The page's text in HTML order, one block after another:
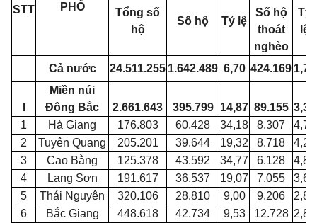
STT
PHỐ
Tổng số
hộ
Số hộ Tỷ lệ
Số hộ
thoát
nghèo
Tỷ
lệ
Cả nước 24.511.255 1.642.489 6,70 424.169 1,73
Miền núi
Đông Bắc
2.661.643 395.799 14,87 89.155 3,35
1
Hà Giang 176.803 60.428 34,18 8.307
4,70
2
Tuyên Quang 205.201 39.644 19,32 8.718
4,25
3
Cao Bằng 125.378 43.592 34,77 6.128
4,89
4
Lạng Sơn 191.617 36.537 19,07 7.055
3,68
5
Thái Nguyên 320.106 28.810 9,00 9.206
2,88
6
Bắc Giang 448.618 42.734 9,53 12.728 2,84